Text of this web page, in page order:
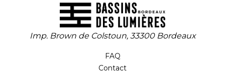
Imp. Brown de Colstoun, 33300 Bordeaux
FAQ
Contact